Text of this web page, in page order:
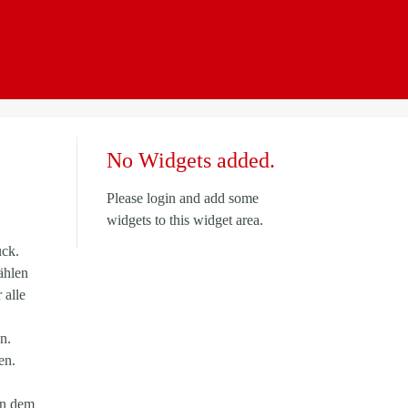
alle
dem
No Widgets added.
Please login and add some
widgets to this widget area.